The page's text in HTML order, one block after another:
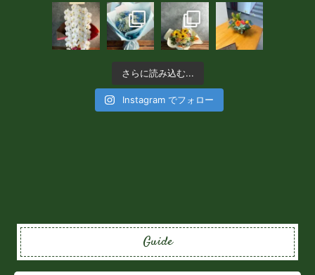
さらに読み込む...
Instagram でフォロー
Guide